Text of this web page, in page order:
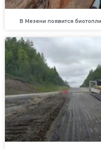
В Мезени появится